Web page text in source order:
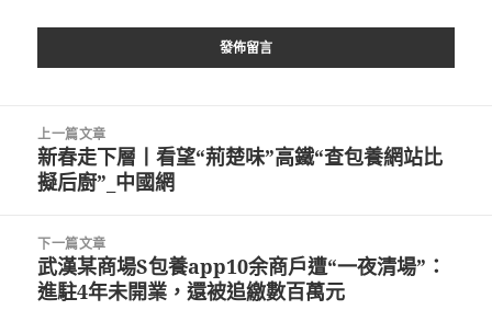
上一篇文章
上
一
文
章:
新春走下層丨看望“荊楚味”高鐵“查包養網站比
擬后廚”_中國網
下一篇文章
下
一
武漢某商場S包養app10余商戶遭“一夜清場”：
進駐4年未開業，還被追繳數百萬元